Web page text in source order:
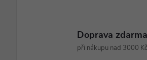
Doprava zdarma
při nákupu nad 3000 Kč